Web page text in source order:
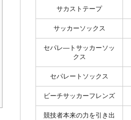
サカストテープ
サッカーソックス
セパレ―トサッカーソッ
クス
セパレートソックス
ビーチサッカーフレンズ
競技者本来の力を引き出